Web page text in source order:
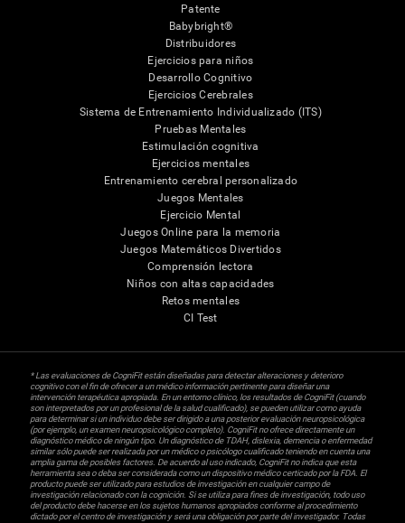
Patente
Babybright®
Distribuidores
Ejercicios para niños
Desarrollo Cognitivo
Ejercicios Cerebrales
Sistema de Entrenamiento Individualizado (ITS)
Pruebas Mentales
Estimulación cognitiva
Ejercicios mentales
Entrenamiento cerebral personalizado
Juegos Mentales
Ejercicio Mental
Juegos Online para la memoria
Juegos Matemáticos Divertidos
Comprensión lectora
Niños con altas capacidades
Retos mentales
CI Test
* Las evaluaciones de CogniFit están diseñadas para detectar alteraciones y deterioro
cognitivo con el fin de ofrecer a un médico información pertinente para diseñar una
intervención terapéutica apropiada. En un entorno clínico, los resultados de CogniFit (cuando
son interpretados por un profesional de la salud cualificado), se pueden utilizar como ayuda
para determinar si un individuo debe ser dirigido a una posterior evaluación neuropsicológica
(por ejemplo, un examen neuropsicológico completo). CogniFit no ofrece directamente un
diagnóstico médico de ningún tipo. Un diagnóstico de TDAH, dislexia, demencia o enfermedad
similar sólo puede ser realizada por un médico o psicólogo cualificado teniendo en cuenta una
amplia gama de posibles factores. De acuerdo al uso indicado, CogniFit no indica que esta
herramienta sea o deba ser considerada como un dispositivo médico certicado por la FDA. El
producto puede ser utilizado para estudios de investigación en cualquier campo de
investigación relacionado con la cognición. Si se utiliza para fines de investigación, todo uso
del producto debe hacerse en los sujetos humanos apropiados conforme al procedimiento
dictado por el centro de investigación y será una obligación por parte del investigador. Todas